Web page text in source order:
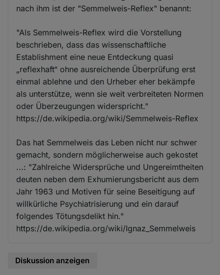
nach ihm ist der "Semmelweis-Reflex" benannt:
"Als Semmelweis-Reflex wird die Vorstellung
beschrieben, dass das wissenschaftliche
Establishment eine neue Entdeckung quasi
„reflexhaft“ ohne ausreichende Überprüfung erst
einmal ablehne und den Urheber eher bekämpfe
als unterstütze, wenn sie weit verbreiteten Normen
oder Überzeugungen widerspricht."
https://de.wikipedia.org/wiki/Semmelweis-Reflex
Das hat Semmelweis das Leben nicht nur schwer
gemacht, sondern möglicherweise auch gekostet
...: "Zahlreiche Widersprüche und Ungereimtheiten
deuten neben dem Exhumierungsbericht aus dem
Jahr 1963 und Motiven für seine Beseitigung auf
willkürliche Psychiatrisierung und ein darauf
folgendes Tötungsdelikt hin."
https://de.wikipedia.org/wiki/Ignaz_Semmelweis
Diskussion anzeigen